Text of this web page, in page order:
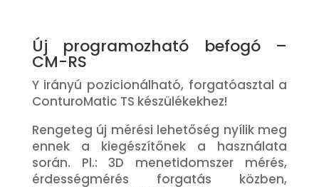
Új programozható befogó –
CM-RS
Y irányú pozicionálható, forgatóasztal a
ConturoMatic TS készülékekhez!
Rengeteg új mérési lehetőség nyílik meg
ennek a kiegészítőnek a használata
során. Pl.: 3D menetidomszer mérés,
érdességmérés forgatás közben,